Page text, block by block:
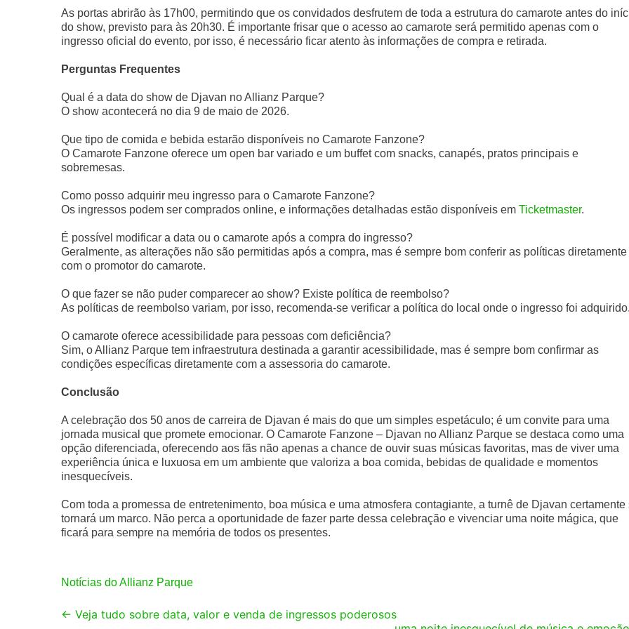
As portas abrirão às 17h00, permitindo que os convidados desfrutem de toda a estrutura do camarote antes do
do show, previsto para às 20h30. É importante frisar que o acesso ao camarote será permitido apenas com o
ingresso oficial do evento, por isso, é necessário ficar atento às informações de compra e retirada.
Perguntas Frequentes
Qual é a data do show de Djavan no Allianz Parque?
O show acontecerá no dia 9 de maio de 2026.
Que tipo de comida e bebida estarão disponíveis no Camarote Fanzone?
O Camarote Fanzone oferece um open bar variado e um buffet com snacks, canapés, pratos principais e
sobremesas.
Como posso adquirir meu ingresso para o Camarote Fanzone?
Os ingressos podem ser comprados online, e informações detalhadas estão disponíveis em Ticketmaster.
É possível modificar a data ou o camarote após a compra do ingresso?
Geralmente, as alterações não são permitidas após a compra, mas é sempre bom conferir as políticas diretamente
com o promotor do camarote.
O que fazer se não puder comparecer ao show? Existe política de reembolso?
As políticas de reembolso variam, por isso, recomenda-se verificar a política do local onde o ingresso foi
O camarote oferece acessibilidade para pessoas com deficiência?
Sim, o Allianz Parque tem infraestrutura destinada a garantir acessibilidade, mas é sempre bom confirmar as
condições específicas diretamente com a assessoria do camarote.
Conclusão
A celebração dos 50 anos de carreira de Djavan é mais do que um simples espetáculo; é um convite para uma
jornada musical que promete emocionar. O Camarote Fanzone – Djavan no Allianz Parque se destaca como uma
opção diferenciada, oferecendo aos fãs não apenas a chance de ouvir suas músicas favoritas, mas de viver uma
experiência única e luxuosa em um ambiente que valoriza a boa comida, bebidas de qualidade e momentos
inesquecíveis.
Com toda a promessa de entretenimento, boa música e uma atmosfera contagiante, a turnê de Djavan certamente
tornará um marco. Não perca a oportunidade de fazer parte dessa celebração e vivenciar uma noite mágica, que
ficará para sempre na memória de todos os presentes.
Notícias do Allianz Parque
Post
← Veja tudo sobre data, valor e venda de ingressos poderosos